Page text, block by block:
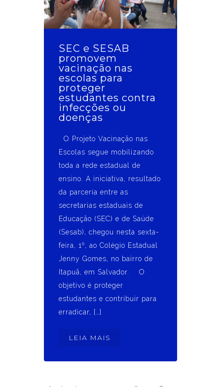
SEC e SESAB
promovem
vacinação nas
escolas para
proteger
estudantes contra
infecções ou
doenças
O Projeto Vacinação nas
Escolas segue mobilizando
toda a rede estadual de
ensino. A iniciativa, resultado
da parceria entre as
secretarias estaduais de
Educação (SEC) e de Saúde
(Sesab), chegou nesta sexta-
feira, 1º, ao Colégio Estadual
Jenny Gomes, no bairro de
Itapuã, em Salvador. O
objetivo é proteger
estudantes e contribuir para
erradicar, […]
LEIA MAIS